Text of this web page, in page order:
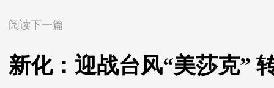
阅读下一篇
新化：迎战台风“美莎克”